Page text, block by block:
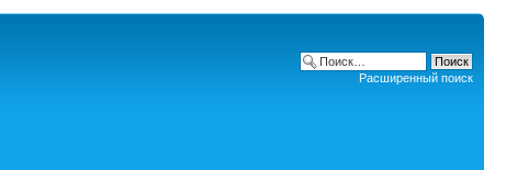
Расширенный поиск